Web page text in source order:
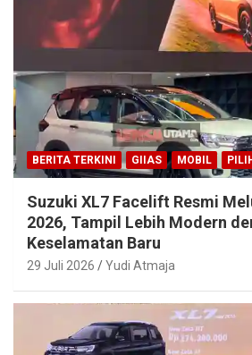
BERITA TERKINI GIIAS MOBIL
Suzuki XL7 Facelift Resmi
2026, Tampil Lebih Modern
Keselamatan Baru
29 Juli 2026 Yudi Atmaja